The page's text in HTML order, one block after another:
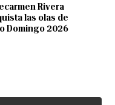
Rivera
las olas de
Domingo 2026